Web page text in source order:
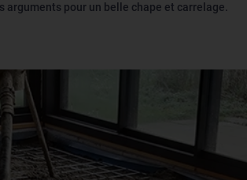
arguments pour un belle chape et carrelage.